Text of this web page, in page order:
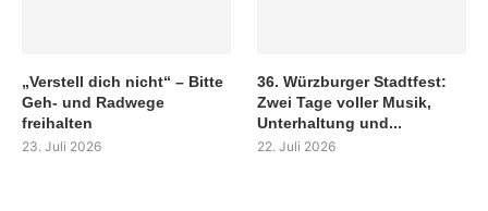
„Verstell dich nicht“ – Bitte
Geh- und Radwege
freihalten
23. Juli 2026
36. Würzburger Stadtfest:
Zwei Tage voller Musik,
Unterhaltung und...
22. Juli 2026